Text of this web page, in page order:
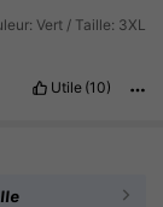
Vert / Taille: 3XL
Utile (10)